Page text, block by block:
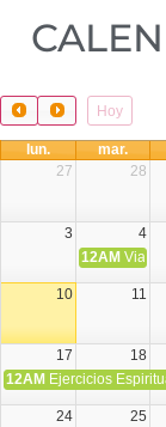
Hoy
lun. mar.
27
28
3 4
12AM Viaje
10 11
17 18
12AM Ejercicios
24 25